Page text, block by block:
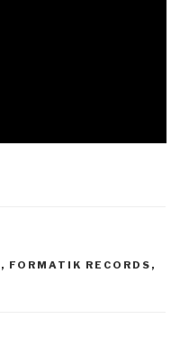
, FORMATIK RECORDS ,